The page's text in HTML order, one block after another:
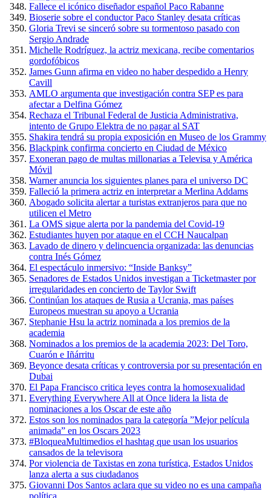
Fallece el icónico diseñador español Paco Rabanne
Bioserie sobre el conductor Paco Stanley desata críticas
Gloria Trevi se sinceró sobre su tormentoso pasado con
Sergio Andrade
Michelle Rodríguez, la actriz mexicana, recibe comentarios
gordofóbicos
James Gunn afirma en video no haber despedido a Henry
Cavill
AMLO argumenta que investigación contra SEP es para
afectar a Delfina Gómez
Rechaza el Tribunal Federal de Justicia Administrativa,
intento de Grupo Elektra de no pagar al SAT
Shakira tendrá su propia exposición en Museo de los Grammy
Blackpink confirma concierto en Ciudad de México
Exoneran pago de multas millonarias a Televisa y América
Móvil
Warner anuncia los siguientes planes para el universo DC
Falleció la primera actriz en interpretar a Merlina Addams
Abogado solicita alertar a turistas extranjeros para que no
utilicen el Metro
La OMS sigue alerta por la pandemia del Covid-19
Estudiantes huyen por ataque en el CCH Naucalpan
Lavado de dinero y delincuencia organizada: las denuncias
contra Inés Gómez
El espectáculo inmersivo: “Inside Banksy”
Senadores de Estados Unidos investigan a Ticketmaster por
irregularidades en concierto de Taylor Swift
Continúan los ataques de Rusia a Ucrania, mas países
Europeos muestran su apoyo a Ucrania
Stephanie Hsu la actriz nominada a los premios de la
academia
Nominados a los premios de la academia 2023: Del Toro,
Cuarón e Iñárritu
Beyonce desata críticas y controversia por su presentación en
Dubai
El Papa Francisco critica leyes contra la homosexualidad
Everything Everywhere All at Once lidera la lista de
nominaciones a los Oscar de este año
Estos son los nominados para la categoría ”Mejor película
animada” en los Oscars 2023
#BloqueaMultimedios el hashtag que usan los usuarios
cansados de la televisora
Por violencia de Taxistas en zona turística, Estados Unidos
lanza alerta a sus ciudadanos
Giovanni Dos Santos aclara que su video no es una campaña
política